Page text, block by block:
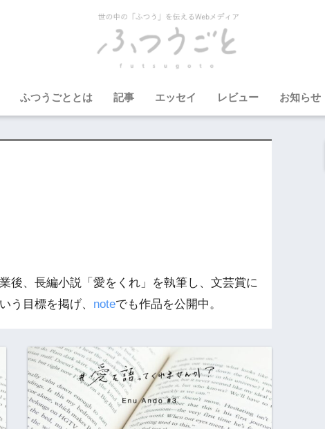
ふつうごととは 記事 エッセイ レビュー お知らせ
後、長編小説「愛をくれ」を執筆し、文芸賞に
う目標を掲げ、 noteでも作品を公開中。